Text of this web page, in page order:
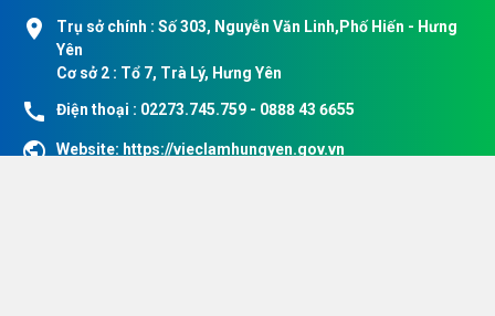
location_on
Trụ sở chính : Số 303, Nguyễn Văn Linh,Phố Hiến - Hưng
Yên
Cơ sở 2 : Tổ 7, Trà Lý, Hưng Yên
call Điện thoại : 02273.745.759 - 0888 43 6655
public Website: https://vieclamhungyen.gov.vn